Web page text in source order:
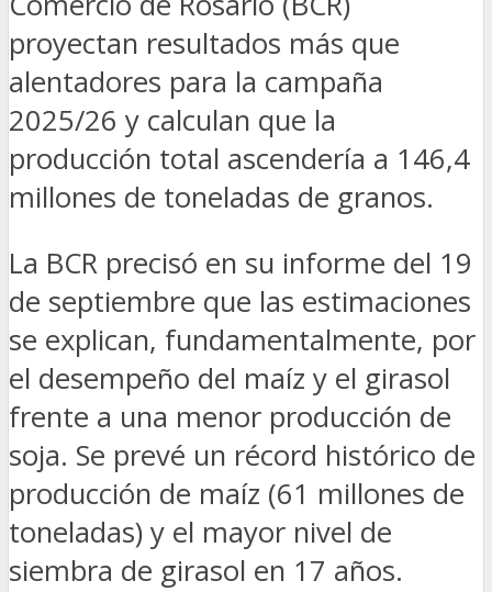
proyectan resultados más que
alentadores para la campaña
2025/26 y calculan que la
producción total ascendería a 146,4
millones de toneladas de granos.
La BCR precisó en su informe del 19
de septiembre que las estimaciones
se explican, fundamentalmente, por
el desempeño del maíz y el girasol
frente a una menor producción de
soja. Se prevé un récord histórico de
producción de maíz (61 millones de
toneladas) y el mayor nivel de
siembra de girasol en 17 años.